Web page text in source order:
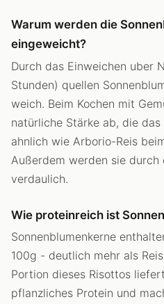
Warum werden die
eingeweicht?
Durch das Einweichen uber
Stunden) quellen
weich. Beim Kochen mit
natürliche Stärke ab, die
ahnlich wie Arborio-Reis
Außerdem werden sie
verdaulich.
Wie proteinreich ist
Sonnenblumenkerne
100g - deutlich mehr als
Portion dieses Risottos
pflanzliches Protein und